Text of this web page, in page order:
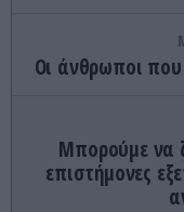
Οι άνθρωποι που
Μπορούμε να
επιστήμονες